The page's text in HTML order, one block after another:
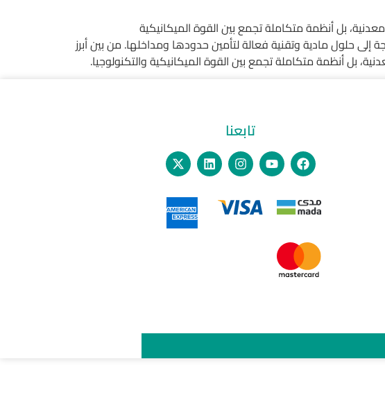
بل أنظمة متكاملة تجمع بين القوة الميكانيكية
إلى حلول مادية وتقنية فعالة لتأمين حدودها ومداخلها. من بين أبرز
بل أنظمة متكاملة تجمع بين القوة الميكانيكية والتكنولوجيا.
تابعنا